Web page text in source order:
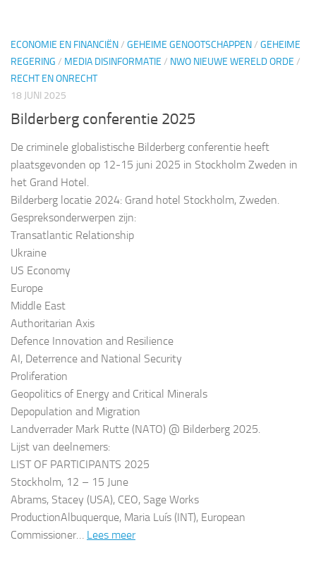
ECONOMIE EN FINANCIËN/ GEHEIME GENOOTSCHAPPEN/ GEHEIME
REGERING / MEDIA DISINFORMATIE / NWO NIEUWE WERELD ORDE /
RECHT EN ONRECHT
18 JUNI 2025
Bilderberg conferentie 2025
De criminele globalistische Bilderberg conferentie heeft
plaatsgevonden op 12-15 juni 2025 in Stockholm Zweden in
het Grand Hotel.
Bilderberg locatie 2024: Grand hotel Stockholm, Zweden.
Gespreksonderwerpen zijn:
Transatlantic Relationship
Ukraine
US Economy
Europe
Middle East
Authoritarian Axis
Defence Innovation and Resilience
AI, Deterrence and National Security
Proliferation
Geopolitics of Energy and Critical Minerals
Depopulation and Migration
Landverrader Mark Rutte (NATO) @ Bilderberg 2025.
Lijst van deelnemers:
LIST OF PARTICIPANTS 2025
Stockholm, 12 – 15 June
Abrams, Stacey (USA), CEO, Sage Works
ProductionAlbuquerque, Maria Luís (INT), European
Commissioner… Lees meer